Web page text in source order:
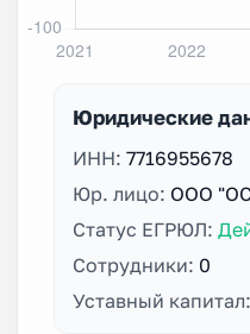
Юридические
ИНН: 7716955678
Юр. лицо: ООО
Статус ЕГРЮЛ:
Сотрудники: 0
Уставный капитал: